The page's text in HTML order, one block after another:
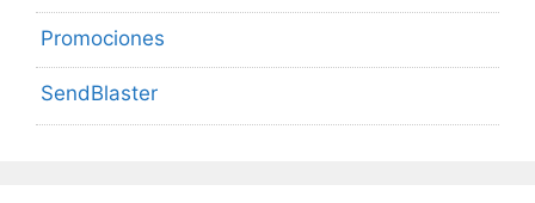
Promociones
SendBlaster